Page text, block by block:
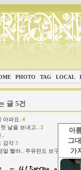
아
그
가
PHOTO TAG LOCAL
글 5건
아파요. 4
날을 보내고..
2
감각 3
말 빨라.. 주유린도 보구파~ 2